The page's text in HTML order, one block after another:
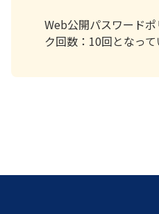
Web公開パスワード
ク回数：10回となって